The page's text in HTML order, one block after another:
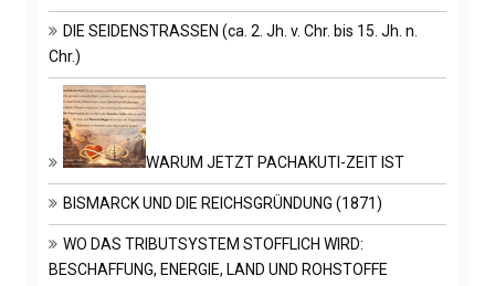
DIE SEIDENSTRASSEN (ca. 2. Jh. v. Chr. bis 15. Jh. n.
Chr.)
WARUM JETZT PACHAKUTI-ZEIT IST
BISMARCK UND DIE REICHSGRÜNDUNG (1871)
WO DAS TRIBUTSYSTEM STOFFLICH WIRD:
BESCHAFFUNG, ENERGIE, LAND UND ROHSTOFFE